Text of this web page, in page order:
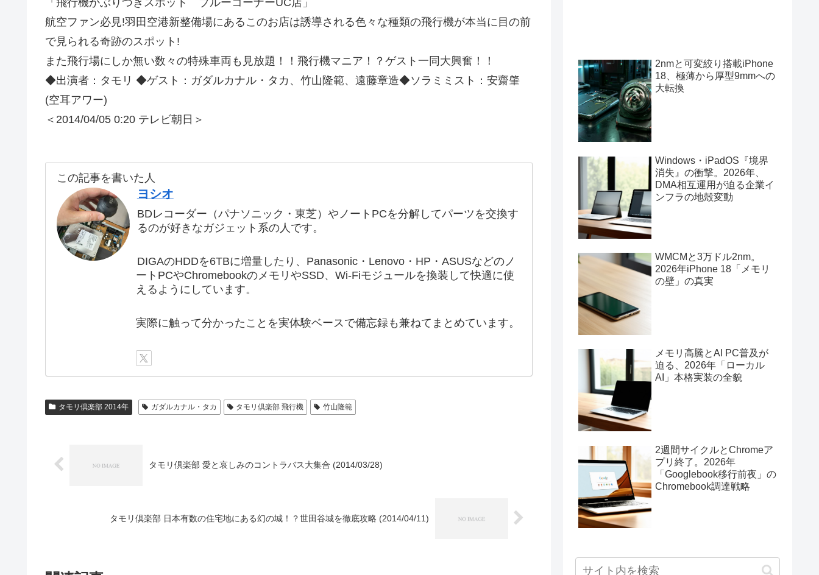
航空ファン必見!羽田空港新整備場にあるこのお店は誘導される色々な種類の飛行機が本当に目の前
で見られる奇跡のスポット!
また飛行場にしか無い数々の特殊車両も見放題！！飛行機マニア！？ゲスト一同大興奮！！
◆出演者：タモリ ◆ゲスト：ガダルカナル・タカ、竹山隆範、遠藤章造◆ソラミミスト：安齋肇
(空耳アワー)
＜2014/04/05 0:20 テレビ朝日＞
この記事を書いた人
ヨシオ
BDレコーダー（パナソニック・東芝）やノートPCを分解してパーツを交換す
るのが好きなガジェット系の人です。
DIGAのHDDを6TBに増量したり、Panasonic・Lenovo・HP・ASUSなどのノ
ートPCやChromebookのメモリやSSD、Wi-Fiモジュールを換装して快適に使
えるようにしています。
実際に触って分かったことを実体験ベースで備忘録も兼ねてまとめています。
タモリ倶楽部 2014年 ガダルカナル・タカ タモリ倶楽部 飛行機 竹山隆範
タモリ倶楽部 愛と哀しみのコントラバス大集合 (2014/03/28)
タモリ倶楽部 日本有数の住宅地にある幻の城！？世田谷城を徹底攻略 (2014/04/11)
2nmと可変絞り搭載iPhone
18、極薄から厚型9mmへの
大転換
Windows・iPadOS『境界
消失』の衝撃。2026年、
DMA相互運用が迫る企業イ
ンフラの地殻変動
WMCMと3万ドル2nm。
2026年iPhone 18「メモリ
の壁」の真実
メモリ高騰とAI PC普及が
迫る、2026年「ローカル
AI」本格実装の全貌
2週間サイクルとChromeア
プリ終了。2026年
「Googlebook移行前夜」の
Chromebook調達戦略